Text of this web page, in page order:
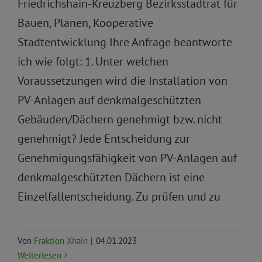
Friedrichshain-Kreuzberg Bezirksstadtrat für
Bauen, Planen, Kooperative
Stadtentwicklung Ihre Anfrage beantworte
ich wie folgt: 1. Unter welchen
Voraussetzungen wird die Installation von
PV-Anlagen auf denkmalgeschützten
Gebäuden/Dächern genehmigt bzw. nicht
genehmigt? Jede Entscheidung zur
Genehmigungsfähigkeit von PV-Anlagen auf
denkmalgeschützten Dächern ist eine
Einzelfallentscheidung. Zu prüfen und zu
Von Fraktion Xhain | 04.01.2023
Weiterlesen